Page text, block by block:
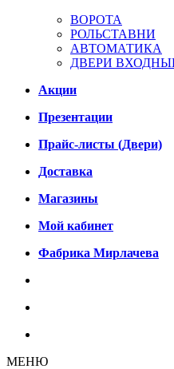
ВОРОТА
РОЛЬСТАВНИ
АВТОМАТИКА
ДВЕРИ
Акции
Презентации
Прайс-листы (Двери)
Доставка
Магазины
Мой кабинет
Фабрика Мирлачева
МЕНЮ